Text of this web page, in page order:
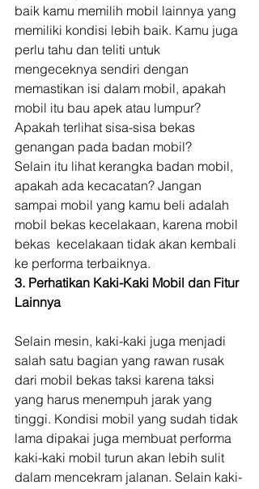
baik kamu memilih mobil lainnya yang
memiliki kondisi lebih baik. Kamu juga
perlu tahu dan teliti untuk
mengeceknya sendiri dengan
memastikan isi dalam mobil, apakah
mobil itu bau apek atau lumpur?
Apakah terlihat sisa-sisa bekas
genangan pada badan mobil?
Selain itu lihat kerangka badan mobil,
apakah ada kecacatan? Jangan
sampai mobil yang kamu beli adalah
mobil bekas kecelakaan, karena mobil
bekas  kecelakaan tidak akan kembali
ke performa terbaiknya.
3. Perhatikan Kaki-Kaki Mobil dan Fitur
Lainnya
Selain mesin, kaki-kaki juga menjadi
salah satu bagian yang rawan rusak
dari mobil bekas taksi karena taksi
yang harus menempuh jarak yang
tinggi. Kondisi mobil yang sudah tidak
lama dipakai juga membuat performa
kaki-kaki mobil turun akan lebih sulit
dalam mencekram jalanan. Selain kaki-